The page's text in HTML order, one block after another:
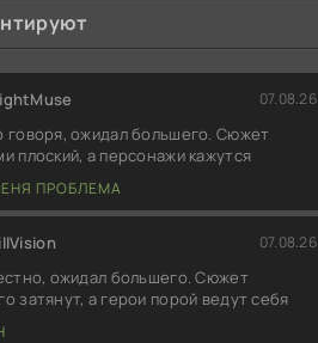
07.08.26
говоря, ожидал большего. Сюжет
плоский, а персонажи кажутся
ПРОБЛЕМА
07.08.26
ожидал большего. Сюжет
затянут, а герои порой ведут себя